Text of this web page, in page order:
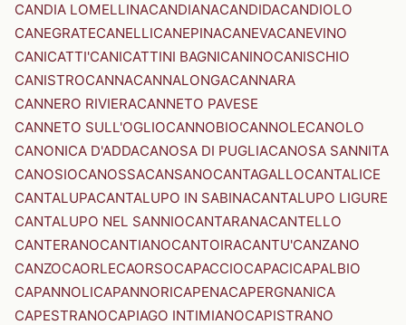
CANDIA LOMELLINACANDIANACANDIDACANDIOLO
CANEGRATECANELLICANEPINACANEVACANEVINO
CANICATTI'CANICATTINI BAGNICANINOCANISCHIO
CANISTROCANNACANNALONGACANNARA
CANNERO RIVIERACANNETO PAVESE
CANNETO SULL'OGLIOCANNOBIOCANNOLECANOLO
CANONICA D'ADDACANOSA DI PUGLIACANOSA SANNITA
CANOSIOCANOSSACANSANOCANTAGALLOCANTALICE
CANTALUPACANTALUPO IN SABINACANTALUPO LIGURE
CANTALUPO NEL SANNIOCANTARANACANTELLO
CANTERANOCANTIANOCANTOIRACANTU'CANZANO
CANZOCAORLECAORSOCAPACCIOCAPACICAPALBIO
CAPANNOLICAPANNORICAPENACAPERGNANICA
CAPESTRANOCAPIAGO INTIMIANOCAPISTRANO